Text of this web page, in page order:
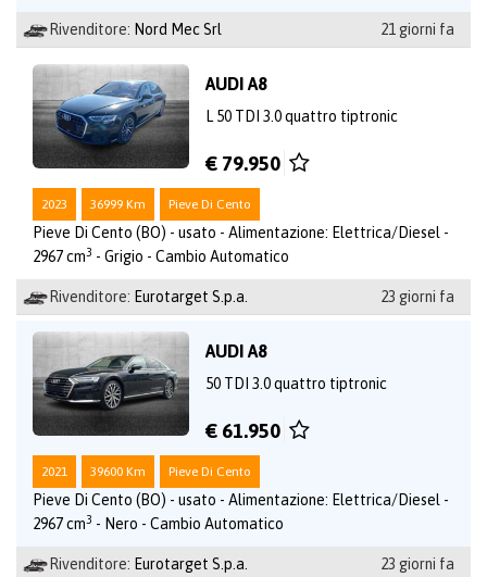
Rivenditore: Nord Mec Srl 21 giorni fa
AUDI A8
L 50 TDI 3.0 quattro tiptronic
€ 79.950
2023 36999 Km Pieve Di Cento
Pieve Di Cento (BO) - usato - Alimentazione: Elettrica/Diesel -
2967 cm3 - Grigio - Cambio Automatico
Rivenditore: Eurotarget S.p.a. 23 giorni fa
AUDI A8
50 TDI 3.0 quattro tiptronic
€ 61.950
2021 39600 Km Pieve Di Cento
Pieve Di Cento (BO) - usato - Alimentazione: Elettrica/Diesel -
2967 cm3 - Nero - Cambio Automatico
Rivenditore: Eurotarget S.p.a. 23 giorni fa